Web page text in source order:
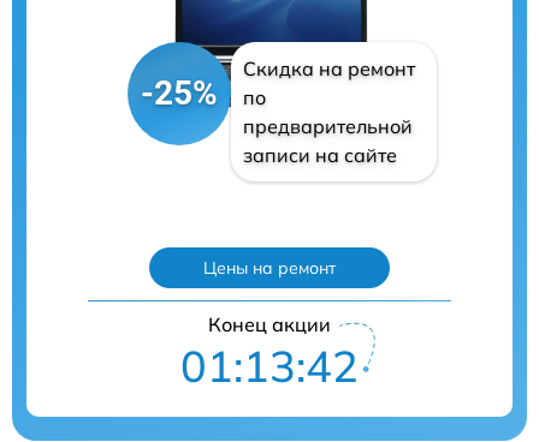
-25%
Скидка на ремонт
по
предварительной
записи на сайте
Цены на ремонт
Конец акции
01:13:41